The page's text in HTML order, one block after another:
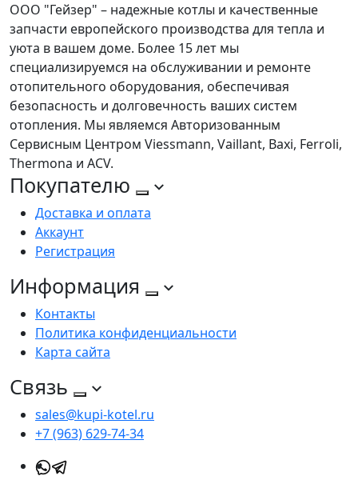
ООО "Гейзер" – надежные котлы и качественные
запчасти европейского производства для тепла и
уюта в вашем доме. Более 15 лет мы
специализируемся на обслуживании и ремонте
отопительного оборудования, обеспечивая
безопасность и долговечность ваших систем
отопления. Мы являемся Авторизованным
Сервисным Центром Viessmann, Vaillant, Baxi, Ferroli,
Thermona и ACV.
Покупателю
Доставка и оплата
Аккаунт
Регистрация
Информация
Контакты
Политика конфиденциальности
Карта сайта
Связь
sales@kupi-kotel.ru
+7 (963) 629-74-34